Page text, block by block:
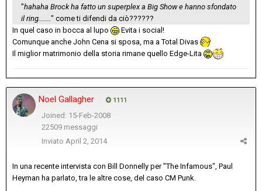
"hahaha Brock ha fatto un superplex a Big Show e hanno sfondato
il ring....... " come ti difendi da ciò??????
In quel caso in bocca al lupo
Evita i social!
Comunque anche John Cena si sposa, ma a Total Divas
Il miglior matrimonio della storia rimane quello Edge-Lita
Noel Gallagher 1111
Joined: 15-Feb-2008
22509 messaggi
Inviato April 2, 2014
In una recente intervista con Bill Donnelly per "The Infamous", Paul
Heyman ha parlato, tra le altre cose, del caso CM Punk.